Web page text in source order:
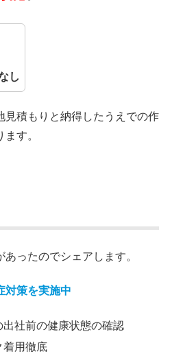
し
見積もりと納得したうえでの作
す。
ったのでシェアします。
対策を実施中
社前の健康状態の確認
着用徹底